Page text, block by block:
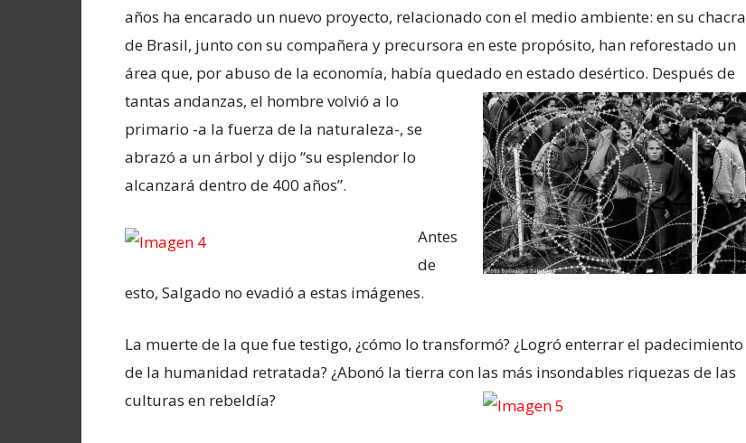
años ha encarado un nuevo proyecto, relacionado con el medio ambiente: en su chacra
de Brasil, junto con su compañera y precursora en este propósito, han reforestado un
área que, por abuso de la economía, había quedado en estado desértico. Después de
tantas andanzas, el hombre volvió a lo
primario -a la fuerza de la naturaleza-, se
abrazó a un árbol y dijo “su esplendor lo
alcanzará dentro de 400 años”.
Antes
de
esto, Salgado no evadió a estas imágenes.
La muerte de la que fue testigo, ¿cómo lo transformó? ¿Logró enterrar el padecimiento
de la humanidad retratada? ¿Abonó la tierra con las más insondables riquezas de las
culturas en rebeldía?